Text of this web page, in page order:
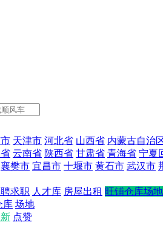
天津市 河北省 山西省 内蒙古自治
云南省 陕西省 甘肃省 青海省 宁夏
襄樊市 宜昌市 十堰市 黄石市 武汉市
求职 人才库 房屋出租 旺铺仓库场地
库 场地
点赞